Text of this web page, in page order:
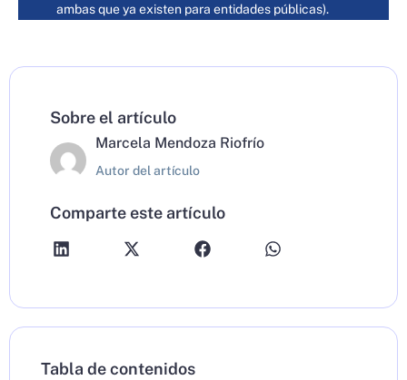
ambas que ya existen para entidades públicas).
Sobre el artículo
Marcela Mendoza Riofrío
Autor del artículo
Comparte este artículo
Tabla de contenidos